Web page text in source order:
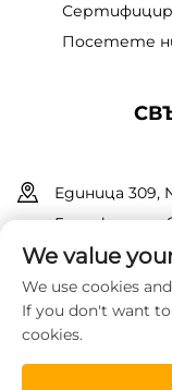
Посетете
Единица 309,
Гуанчжоу,
Автоматен © 2026
We value
We use cookies
If you don't want
cookies.